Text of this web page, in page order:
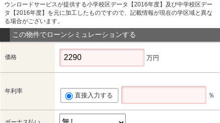
ウンロードサービスが提供する小学校区データ【2016年度】及び中学校区デー
タ【2016年度】を元に加工したものですので、記載情報が現在の学区域と異な
る場合がございます。
この物件でローンシミュレーションする
価格 万円
年利率
直接入力する ％